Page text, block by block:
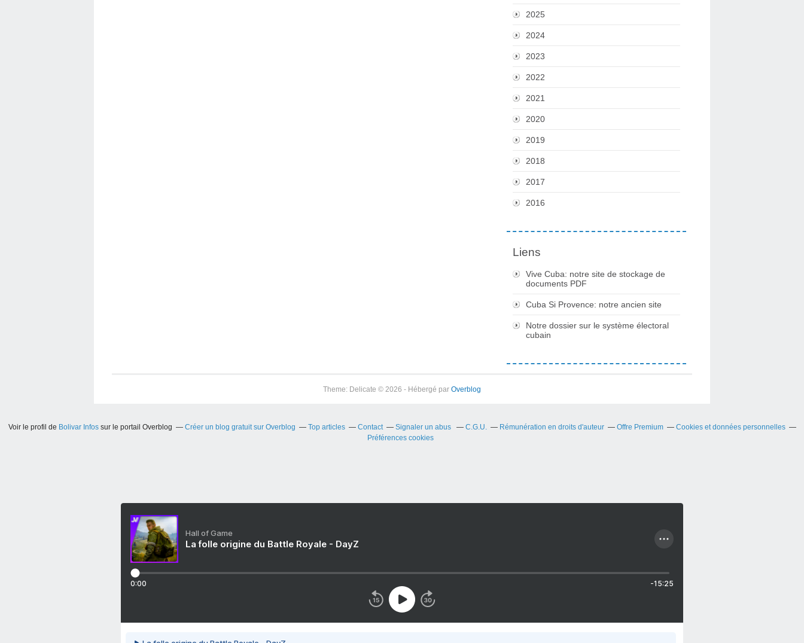
2025
2024
2023
2022
2021
2020
2019
2018
2017
2016
Liens
Vive Cuba: notre site de stockage de
documents PDF
Cuba Si Provence: notre ancien site
Notre dossier sur le système électoral
cubain
Theme: Delicate © 2026 - Hébergé par Overblog
Voir le profil de Bolivar Infossur le portail Overblog Créer un blog gratuit sur Overblog Top articles Contact Signaler un abus C.G.U. Rémunération en droits d'auteur Offre Premium
Cookies et données personnelles
Préférences cookies
Hall of Game
La folle origine du Battle Royale - DayZ
0:00 -15:25